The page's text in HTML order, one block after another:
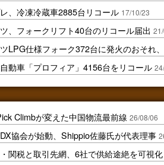
、冷凍冷蔵車2885台リコール 17/10/23
、フォークリフト40台のリコール届出
LPG仕様フォーク372台に発火のおそれ
動車「プロフィア」4156台をリコール
Climbが変えた中国物流最前線 26/08/06
協会が始動、Shippio佐藤氏が代表理事
関税と取引先網、6社で供給途絶を可視化